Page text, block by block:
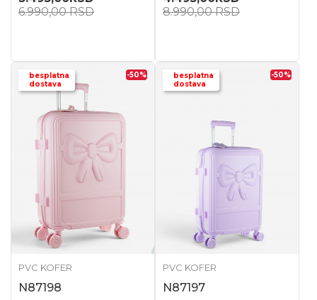
6.990,00RSD
8.990,00RSD
besplatna
dostava
-50%
PVC KOFER
N87198
besplatna
dostava
-50%
PVC KOFER
N87197